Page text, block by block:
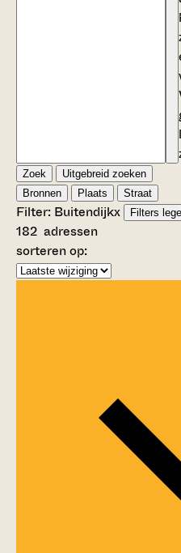
Zoek
Uitgebreid zoeken
Bronnen
Plaats Straat
Filter: Buitendijkx Filters
182 adressen
sorteren op: